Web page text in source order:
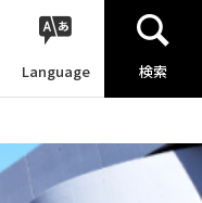
Language 検索